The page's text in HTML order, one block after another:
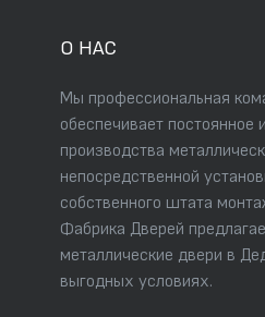
О НАС
Мы профессиональная
обеспечивает постоянное
производства
непосредственной
собственного штата
Фабрика Дверей
металлические двери в
выгодных условиях.